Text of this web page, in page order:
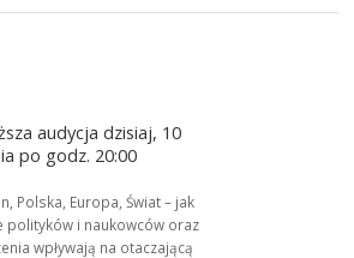
audycja dzisiaj, 10
po godz. 20:00
Polska, Europa, Świat – jak
polityków i naukowców oraz
wpływają na otaczającą